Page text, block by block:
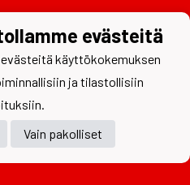
evästeitä
käyttökokemuksen
ja tilastollisiin
Vain pakolliset